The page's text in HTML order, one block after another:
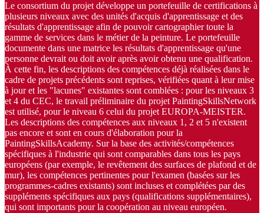
Le consortium du projet développe un portefeuille de certifications à
plusieurs niveaux avec des unités d'acquis d'apprentissage et des
résultats d'apprentissage afin de pouvoir cartographier toute la
gamme de services dans le métier de la peinture. Le portefeuille
documente dans une matrice les résultats d'apprentissage qu'une
personne devrait ou doit avoir après avoir obtenu une qualification.
À cette fin, les descriptions des compétences déjà réalisées dans le
cadre de projets précédents sont reprises, vérifiées quant à leur mise
à jour et les "lacunes" existantes sont comblées : pour les niveaux 3
et 4 du CEC, le travail préliminaire du projet PaintingSkillsNetwork
est utilisé, pour le niveau 6 celui du projet EUROPA-MEISTER.
Les descriptions des compétences aux niveaux 1, 2 et 5 n'existent
pas encore et sont en cours d'élaboration pour la
PaintingSkillsAcademy. Sur la base des activités/compétences
spécifiques à l'industrie qui sont comparables dans tous les pays
européens (par exemple, le revêtement des surfaces de plafond et de
mur), les compétences pertinentes pour l'examen (basées sur les
programmes-cadres existants) sont incluses et complétées par des
suppléments spécifiques aux pays (qualifications supplémentaires),
qui sont importants pour la coopération au niveau européen.